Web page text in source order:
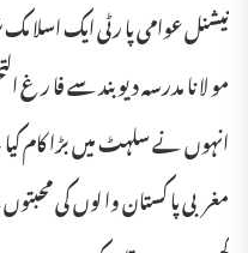
نیشنل عوامی پا رٹی ایک اسلا مک
مو لا نا مدرسہ دیو بند سے فا ر
انہوں نے سلہٹ میں بڑا کام کیا
مغربی پا کستان وا لوں کی